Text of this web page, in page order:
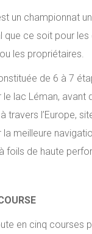
un championnat
que ce soit pour les
les propriétaires.
de 6 à 7
le lac Léman, avant
travers l’Europe,
meilleure
foils de haute
en cinq courses